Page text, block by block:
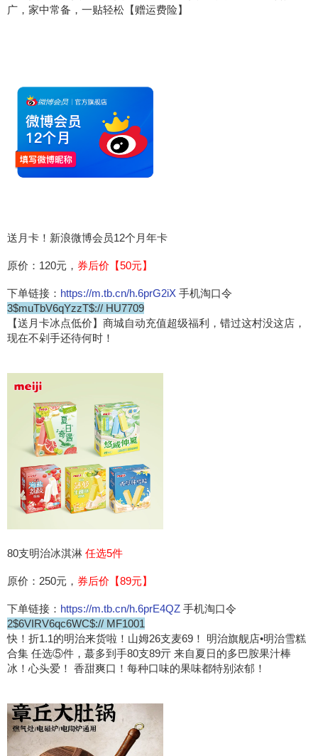
广，家中常备，一贴轻松【赠运费险】
送月卡！新浪微博会员12个月年卡
原价：120元， 券后价【50元】
下单链接： https://m.tb.cn/h.6prG2iX 手机淘口令
3$muTbV6qYzzT$:// HU7709
【送月卡冰点低价】商城自动充值超级福利，错过这村没这店，
现在不剁手还待何时！
80支明治冰淇淋 任选5件
原价：250元， 券后价【89元】
下单链接： https://m.tb.cn/h.6prE4QZ 手机淘口令
2$6VIRV6qc6WC$:// MF1001
快！折1.1的明治来货啦！山姆26支麦69！ 明治旗舰店•明治雪糕
合集 任选⑤件，蕞多到手80支89亓 来自夏日的多巴胺果汁棒
冰！心头爱！ 香甜爽口！每种口味的果味都特别浓郁！